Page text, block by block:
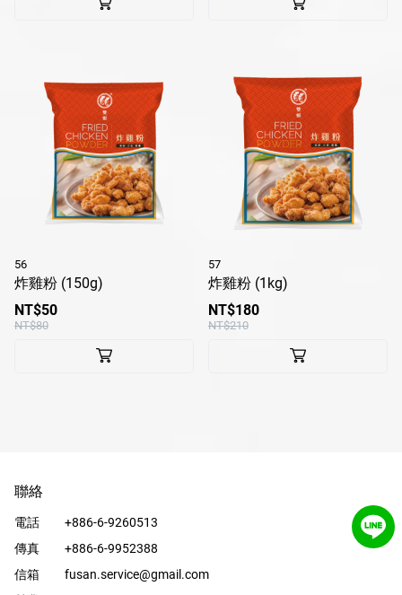
56
炸雞粉 (150g)
NT$50
NT$80
57
炸雞粉 (1kg)
NT$180
NT$210
聯絡
電話
+886-6-9260513
傳真
+886-6-9952388
信箱
fusan.service@gmail.com